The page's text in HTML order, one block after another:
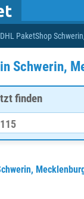
PaketShop
Schwerin,
finden